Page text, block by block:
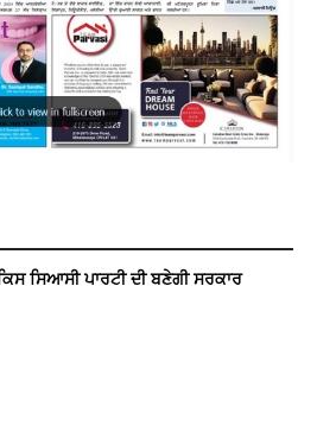
ਸਿਆਸੀ ਪਾਰਟੀ ਦੀ ਬਣੇਗੀ ਸਰਕਾਰ